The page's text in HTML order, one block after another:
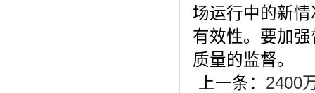
场运行中的新
有效性。要加
质量的监督。
上一条： 2400